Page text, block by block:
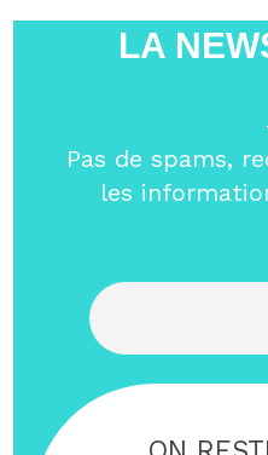
LA
Pas de spams,
les